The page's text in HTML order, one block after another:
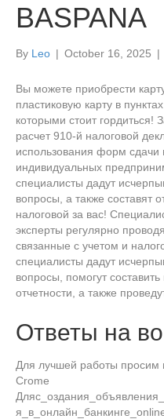
BASPANA
By Leo | October 16, 2025 |
Вы можете приобрести
пластиковую карту в
которыми стоит
расчет 910-й налоговой
использования форм сдачи
индивидуальных
специалисты дадут
вопросы, а также составят
налоговой за вас!
эксперты регулярно
связанные с учетом и
специалисты дадут
вопросы, помогут
отчетности, а также
Ответы на
Для лучшей работы просим
Crome